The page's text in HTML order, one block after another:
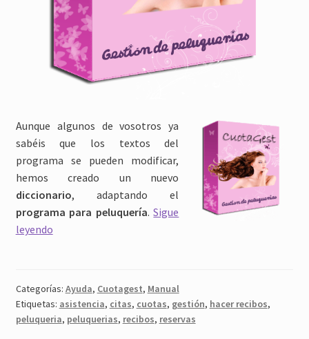
Aunque algunos de vosotros ya
sabéis que los textos del
programa se pueden modificar,
hemos creado un nuevo
diccionario, adaptando el
programa para peluquería.Sigue
leyendoPrograma
Categorías: Ayuda, Cuotagest, Manual
Etiquetas: asistencia, citas, cuotas, gestión, hacer recibos,
peluqueria, peluquerias, recibos, reservas